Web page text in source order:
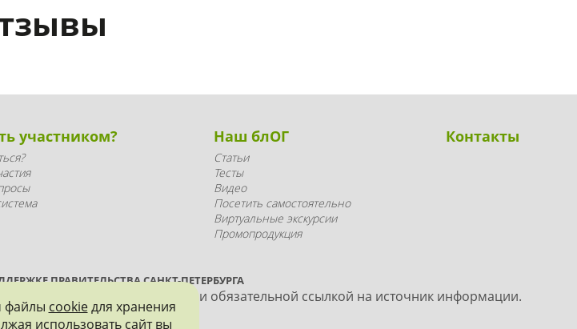
участником? Наш блОГ
Статьи
Тесты
Видео
Посетить самостоятельно
Виртуальные экскурсии
Промопродукция
Контакты
ПРАВИТЕЛЬСТВА САНКТ-ПЕТЕРБУРГА
с согласия правообладателя и обязательной ссылкой на источник информации.
файлы cookieдля хранения
использовать сайт вы